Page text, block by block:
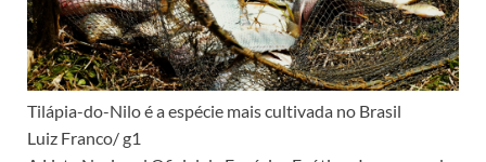
Tilápia-do-Nilo é a espécie mais cultivada no Brasil
Luiz Franco/ g1